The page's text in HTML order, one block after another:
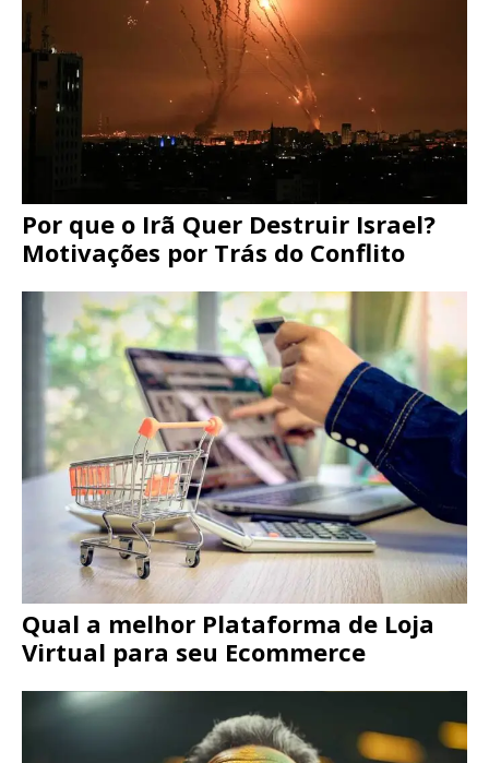
Por que o Irã Quer Destruir Israel?
Motivações por Trás do Conflito
Qual a melhor Plataforma de Loja
Virtual para seu Ecommerce